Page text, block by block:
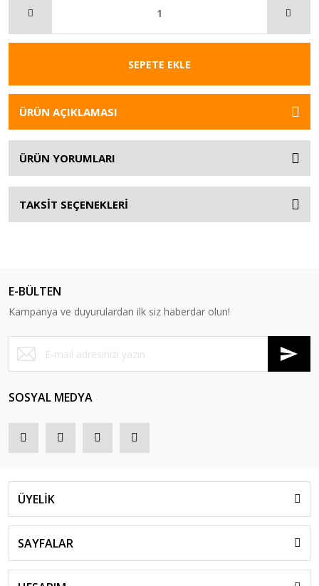
SEPETE EKLE
ÜRÜN AÇIKLAMASI
ÜRÜN YORUMLARI
TAKSİT SEÇENEKLERİ
E-BÜLTEN
Kampanya ve duyurulardan ilk siz haberdar olun!
SOSYAL MEDYA
ÜYELİK
SAYFALAR